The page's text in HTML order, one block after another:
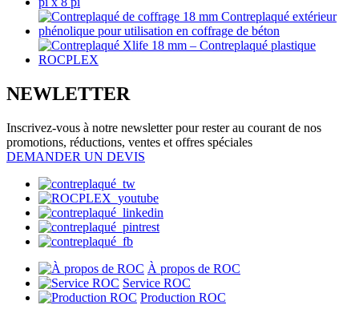
NEWLETTER
Inscrivez-vous à notre newsletter pour rester au courant de nos
promotions, réductions, ventes et offres spéciales
DEMANDER UN DEVIS
À propos de ROC
Service ROC
Production ROC